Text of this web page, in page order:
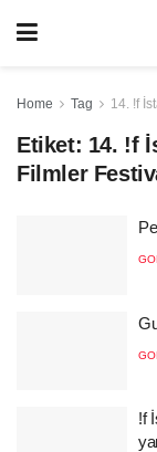
Home Tag 14. !f
Etiket: 14. !f
Filmler
!f